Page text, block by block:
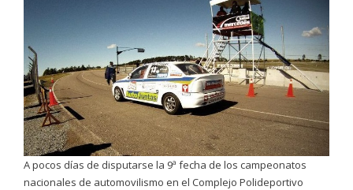
A pocos días de disputarse la 9ª fecha de los campeonatos
nacionales de automovilismo en el Complejo Polideportivo